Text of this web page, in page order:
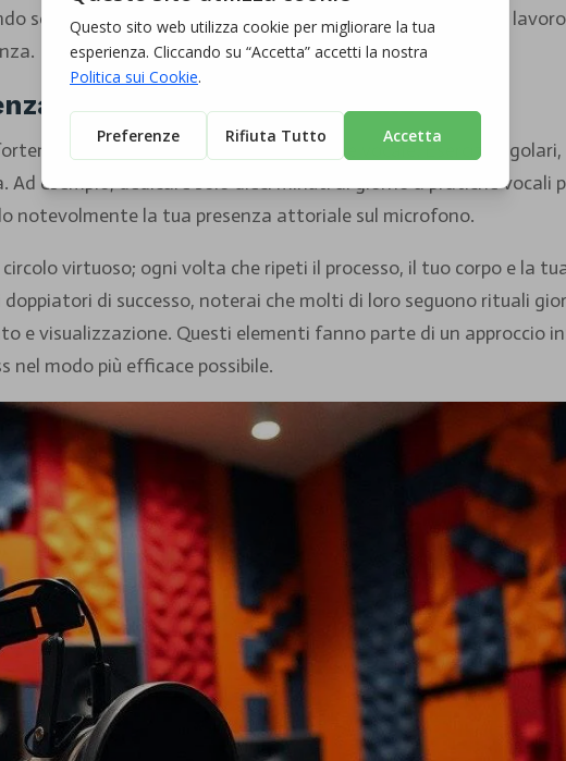
segnali che preparano il corpo e il cervello ad affrontare il
la performance vocale
influenzare la tua performance vocale. Esercizi
esempio, dedicare solo dieci minuti al giorno a pratiche vocali
notevolmente la tua presenza attoriale sul microfono.
virtuoso; ogni volta che ripeti il processo, il tuo corpo e la
di successo, noterai che molti di loro seguono rituali
e visualizzazione. Questi elementi fanno parte di un approccio
modo più efficace possibile.